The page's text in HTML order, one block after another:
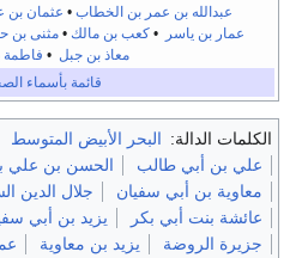
عبدالله بن عمر بن الخطاب • عثمان بن
عمار بن ياسر
•كعب بن مالك •مثنى بن
معاذ بن جبل • فاطمة
قائمة بأسماء
الكلمات الدالة: البحر الأبيض المتوسط
علي بن أبي طالب
الحسن بن علي
معاوية بن أبي سفيان
جلال الدين
عائشة بنت أبي بكر
يزيد بن أبي
جزيرة الروضة
يزيد بن معاوية